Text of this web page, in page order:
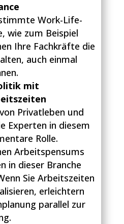
Work-Life-
wie zum Beispiel
Ihre Fachkräfte die
auch einmal
mit
Privatleben und
Experten in diesem
Rolle.
Arbeitspensums
in dieser Branche
Sie Arbeitszeiten
erleichtern
parallel zur